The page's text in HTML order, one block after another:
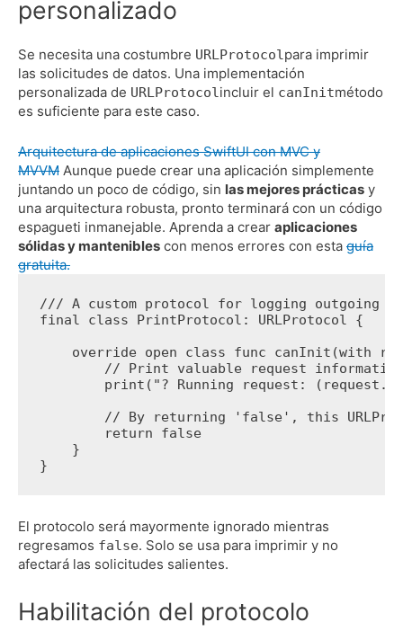
personalizado
Se necesita una costumbre URLProtocolpara imprimir
las solicitudes de datos. Una implementación
personalizada de URLProtocolincluir el canInitmétodo
es suficiente para este caso.
Arquitectura de aplicaciones SwiftUI con MVC y
MVVM Aunque puede crear una aplicación simplemente
juntando un poco de código, sin las mejores prácticas y
una arquitectura robusta, pronto terminará con un código
espagueti inmanejable. Aprenda a crear aplicaciones
sólidas y mantenibles con menos errores con esta guía
gratuita.
/// A custom protocol for logging outgoing
final class PrintProtocol: URLProtocol {
override open class func canInit(with
// Print valuable request
print("? Running request:
// By returning 'false', this
        return false
    }
}
El protocolo será mayormente ignorado mientras
regresamos false. Solo se usa para imprimir y no
afectará las solicitudes salientes.
Habilitación del protocolo